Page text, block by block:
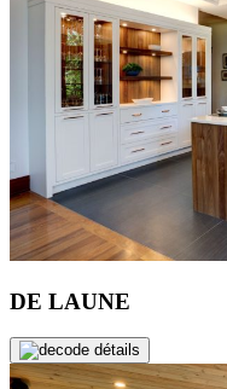
DE LAUNE
de détails